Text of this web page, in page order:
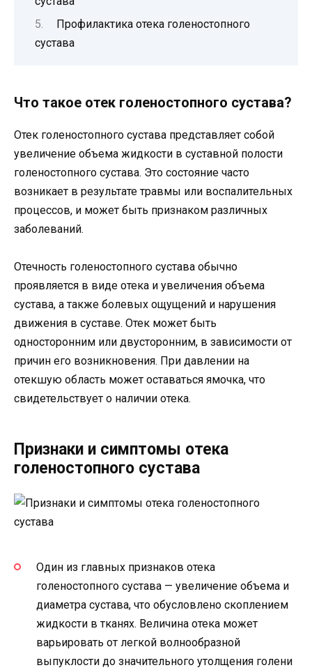
Профилактика отека голеностопного
сустава
Что такое отек голеностопного сустава?
Отек голеностопного сустава представляет собой
увеличение объема жидкости в суставной полости
голеностопного сустава. Это состояние часто
возникает в результате травмы или воспалительных
процессов, и может быть признаком различных
заболеваний.
Отечность голеностопного сустава обычно
проявляется в виде отека и увеличения объема
сустава, а также болевых ощущений и нарушения
движения в суставе. Отек может быть
односторонним или двусторонним, в зависимости от
причин его возникновения. При давлении на
отекшую область может оставаться ямочка, что
свидетельствует о наличии отека.
Признаки и симптомы отека
голеностопного сустава
Один из главных признаков отека
голеностопного сустава — увеличение объема и
диаметра сустава, что обусловлено скоплением
жидкости в тканях. Величина отека может
варьировать от легкой волнообразной
выпуклости до значительного утолщения голени